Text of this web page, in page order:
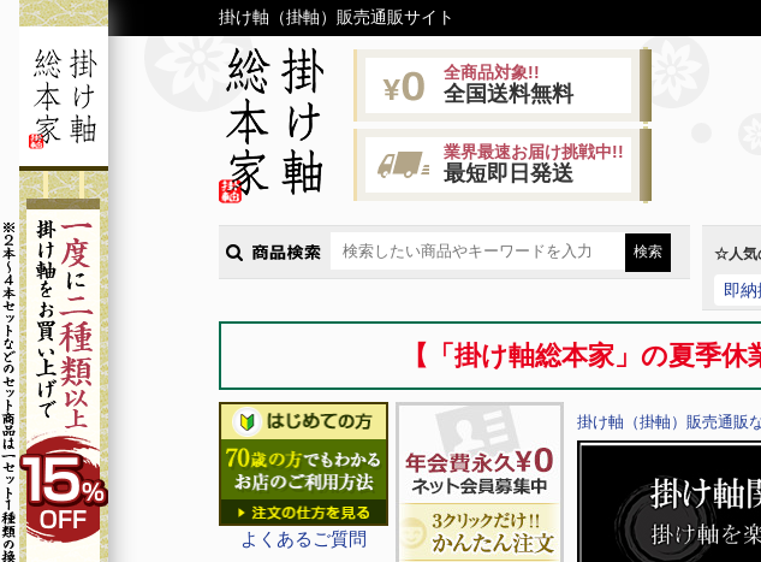
掛け軸（掛軸）販売通販サイト
全商品対象!!
全国送料無料
業界最速お届け挑戦中!!
最短即日発送
☆人気
即
【「掛け軸総本家」の夏季
よくあるご質問
掛け軸（掛軸）販売通販